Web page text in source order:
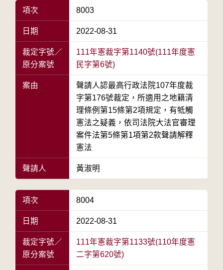
項次 8003
日期 2022-08-31
裁定字號／
原分案號
111年憲裁字第1140號(111年度憲
民字第6號)
案由
聲請人認最高行政法院107年度裁
字第176號裁定，所適用之地籍清
理條例第15條第2項規定，有牴觸
憲法之疑義，依司法院大法官審理
案件法第5條第1項第2款聲請解釋
憲法
聲請人 黃淑明
項次 8004
日期 2022-08-31
裁定字號／
原分案號
111年憲裁字第1133號(110年度憲
二字第620號)